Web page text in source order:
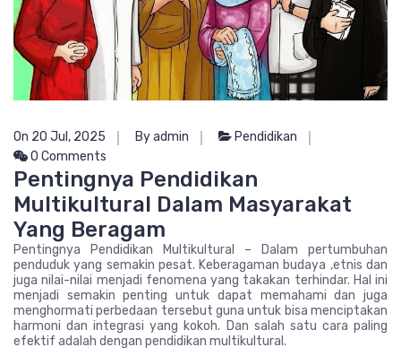
On 20 Jul, 2025 By admin
Pendidikan
0 Comments
Pentingnya Pendidikan
Multikultural Dalam Masyarakat
Yang Beragam
Pentingnya Pendidikan Multikultural – Dalam pertumbuhan
penduduk yang semakin pesat. Keberagaman budaya ,etnis dan
juga nilai-nilai menjadi fenomena yang takakan terhindar. Hal ini
menjadi semakin penting untuk dapat memahami dan juga
menghormati perbedaan tersebut guna untuk bisa menciptakan
harmoni dan integrasi yang kokoh. Dan salah satu cara paling
efektif adalah dengan pendidikan multikultural.